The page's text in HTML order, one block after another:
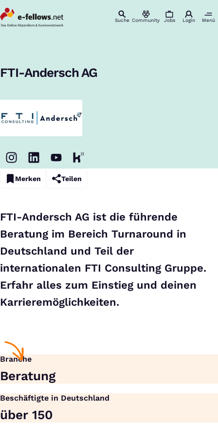
Suche Community Jobs Login Menü
FTI-Andersch AG
Merken Teilen
FTI-Andersch AG ist die führende
Beratung im Bereich Turnaround in
Deutschland und Teil der
internationalen FTI Consulting Gruppe.
Erfahr alles zum Einstieg und deinen
Karrieremöglichkeiten.
Branche
Beratung
Beschäftigte in Deutschland
über 150